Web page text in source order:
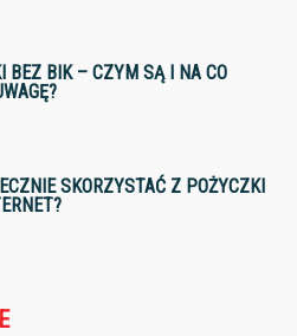
BEZ BIK – CZYM SĄ I NA CO
SKORZYSTAĆ Z POŻYCZKI